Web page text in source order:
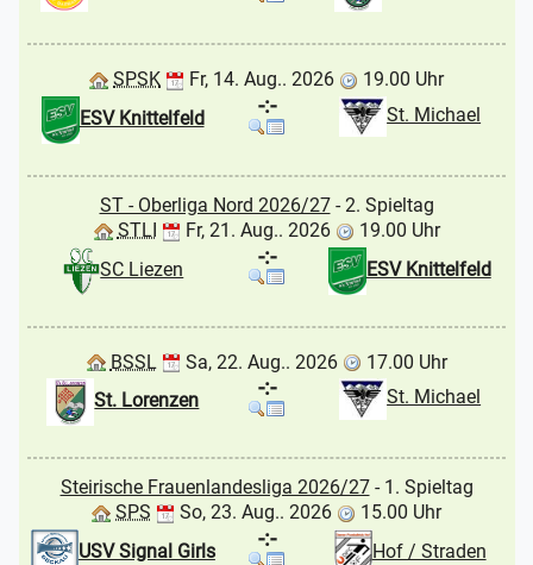
SPSK Fr, 14. Aug.. 2026
19.00 Uhr
ESV Knittelfeld
St. Michael
-:-
ST - Oberliga Nord 2026/27- 2. Spieltag
STLI
Fr, 21. Aug.. 2026
19.00 Uhr
SC Liezen
ESV Knittelfeld
-:-
BSSL Sa, 22. Aug.. 2026
17.00 Uhr
St. Lorenzen
St. Michael
-:-
Steirische Frauenlandesliga 2026/27- 1. Spieltag
SPS
So, 23. Aug.. 2026
15.00 Uhr
USV Signal Girls
Hof / Straden
-:-